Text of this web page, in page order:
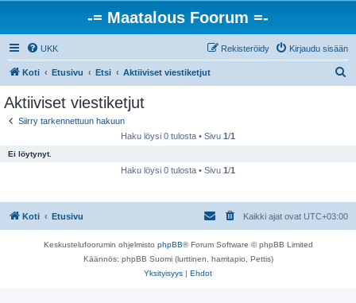
-= Maatalous Foorum =-
UKK Kirjaudu sisään
Rekisteröidy
Koti Etusivu Etsi Aktiiviset viestiketjut
Aktiiviset viestiketjut
Siirry tarkennettuun hakuun
Haku löysi 0 tulosta • Sivu 1/1
Ei löytynyt.
Haku löysi 0 tulosta • Sivu 1/1
Koti Etusivu Kaikki ajat ovat UTC+03:00
Keskustelufoorumin ohjelmisto phpBB® Forum Software © phpBB Limited
Käännös: phpBB Suomi (lurttinen, harritapio, Pettis)
Yksityisyys | Ehdot